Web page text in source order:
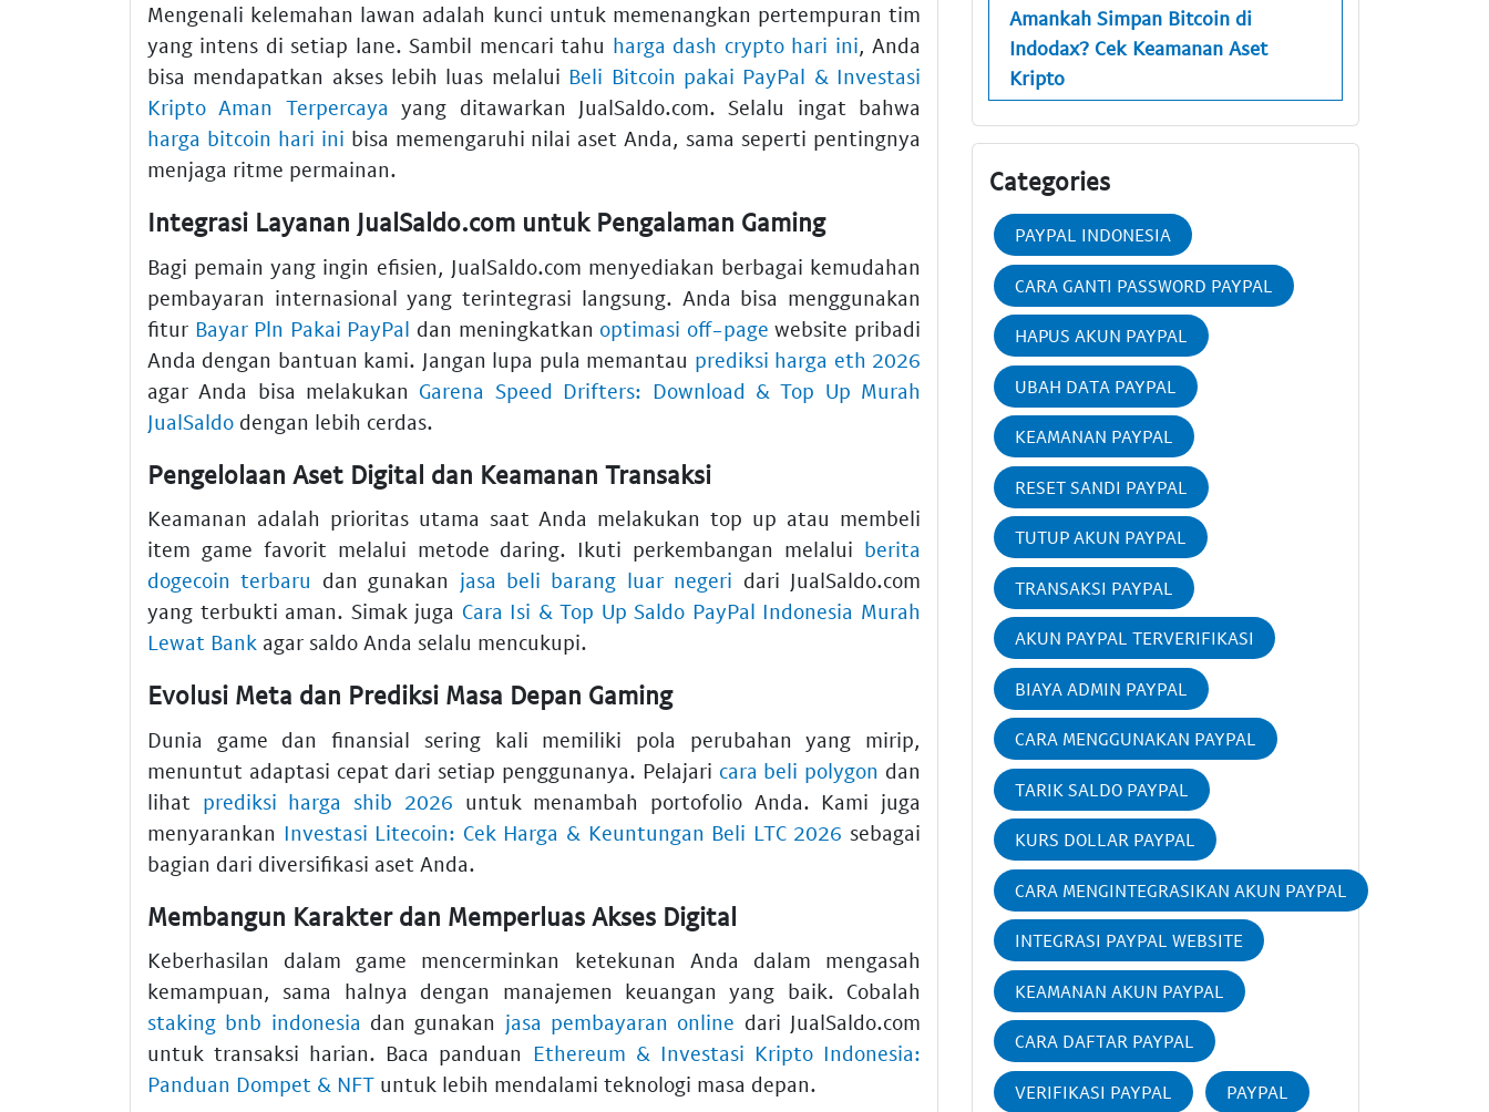
Mengenali kelemahan lawan adalah kunci untuk memenangkan pertempuran tim
yang intens di setiap lane. Sambil mencari tahu harga dash crypto hari ini, Anda
bisa mendapatkan akses lebih luas melalui Beli Bitcoin pakai PayPal & Investasi
Kripto Aman Terpercaya yang ditawarkan JualSaldo.com. Selalu ingat bahwa
harga bitcoin hari ini bisa memengaruhi nilai aset Anda, sama seperti pentingnya
menjaga ritme permainan.
Integrasi Layanan JualSaldo.com untuk Pengalaman Gaming
Bagi pemain yang ingin efisien, JualSaldo.com menyediakan berbagai kemudahan
pembayaran internasional yang terintegrasi langsung. Anda bisa menggunakan
fitur Bayar Pln Pakai PayPal dan meningkatkan optimasi off-page website pribadi
Anda dengan bantuan kami. Jangan lupa pula memantau prediksi harga eth 2026
agar Anda bisa melakukan Garena Speed Drifters: Download & Top Up Murah
JualSaldo dengan lebih cerdas.
Pengelolaan Aset Digital dan Keamanan Transaksi
Keamanan adalah prioritas utama saat Anda melakukan top up atau membeli
item game favorit melalui metode daring. Ikuti perkembangan melalui berita
dogecoin terbaru dan gunakan jasa beli barang luar negeri dari JualSaldo.com
yang terbukti aman. Simak juga Cara Isi & Top Up Saldo PayPal Indonesia Murah
Lewat Bank agar saldo Anda selalu mencukupi.
Evolusi Meta dan Prediksi Masa Depan Gaming
Dunia game dan finansial sering kali memiliki pola perubahan yang mirip,
menuntut adaptasi cepat dari setiap penggunanya. Pelajari cara beli polygon dan
lihat prediksi harga shib 2026 untuk menambah portofolio Anda. Kami juga
menyarankan Investasi Litecoin: Cek Harga & Keuntungan Beli LTC 2026 sebagai
bagian dari diversifikasi aset Anda.
Membangun Karakter dan Memperluas Akses Digital
Keberhasilan dalam game mencerminkan ketekunan Anda dalam mengasah
kemampuan, sama halnya dengan manajemen keuangan yang baik. Cobalah
staking bnb indonesia dan gunakan jasa pembayaran online dari JualSaldo.com
untuk transaksi harian. Baca panduan Ethereum & Investasi Kripto Indonesia:
Panduan Dompet & NFT untuk lebih mendalami teknologi masa depan.
Amankah Simpan Bitcoin di
Indodax? Cek Keamanan Aset
Kripto
Categories
PAYPAL INDONESIA
CARA GANTI PASSWORD PAYPAL
HAPUS AKUN PAYPAL
UBAH DATA PAYPAL
KEAMANAN PAYPAL
RESET SANDI PAYPAL
TUTUP AKUN PAYPAL
TRANSAKSI PAYPAL
AKUN PAYPAL TERVERIFIKASI
BIAYA ADMIN PAYPAL
CARA MENGGUNAKAN PAYPAL
TARIK SALDO PAYPAL
KURS DOLLAR PAYPAL
CARA MENGINTEGRASIKAN AKUN PAYPAL
INTEGRASI PAYPAL WEBSITE
KEAMANAN AKUN PAYPAL
CARA DAFTAR PAYPAL
VERIFIKASI PAYPAL PAYPAL